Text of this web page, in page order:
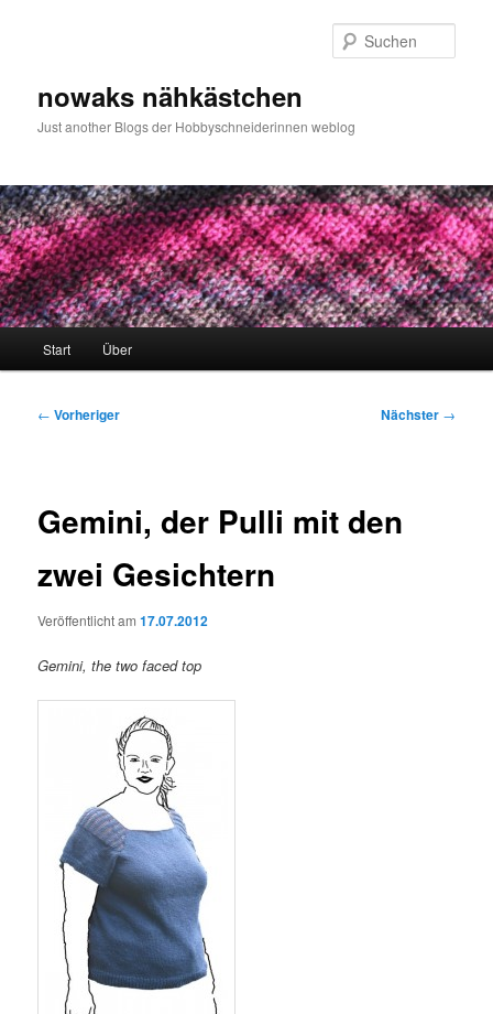
nowaks nähkästchen
Just another Blogs der Hobbyschneiderinnen weblog
Start Über
Beitragsnavigation
← Vorheriger Nächster →
Gemini, der Pulli mit den
zwei Gesichtern
Veröffentlicht am17.07.2012
Gemini, the two faced top